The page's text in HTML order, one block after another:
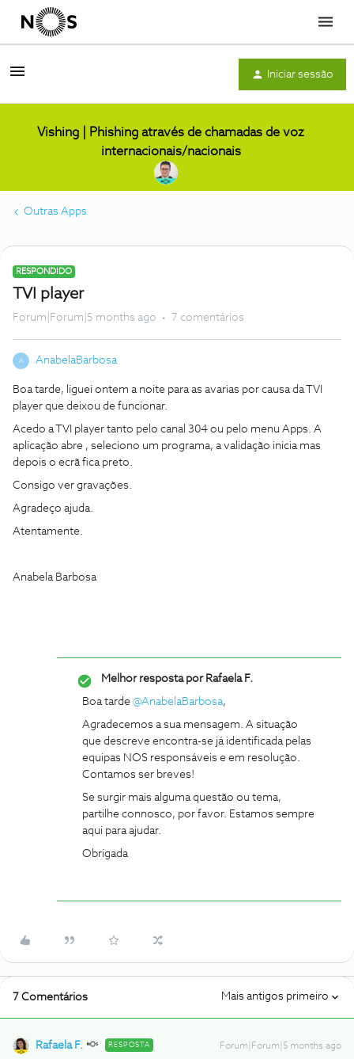
Menu
Iniciar sessão
Vishing | Phishing através de chamadas de voz
internacionais/nacionais
Outras Apps
RESPONDIDO
TVI player
Forum|Forum|5 months ago 7 comentários
A AnabelaBarbosa
Boa tarde, liguei ontem a noite para as avarias por causa da TVI
player que deixou de funcionar.
Acedo a TVI player tanto pelo canal 304 ou pelo menu Apps. A
aplicação abre , seleciono um programa, a validação inicia mas
depois o ecrã fica preto.
Consigo ver gravações.
Agradeço ajuda.
Atentamente.
Anabela Barbosa
Melhor resposta porRafaela F.
Boa tarde ​ @AnabelaBarbosa,
Agradecemos a sua mensagem. A situação
que descreve encontra-se já identificada pelas
equipas NOS responsáveis e em resolução.
Contamos ser breves!
Se surgir mais alguma questão ou tema,
partilhe connosco, por favor. Estamos sempre
aqui para ajudar.
Obrigada
7 Comentários Mais antigos primeiro
Rafaela F. RESPOSTA Forum|Forum|5 months ago